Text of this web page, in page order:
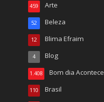
Arte
459
Beleza
52
Blima Efraim
12
Blog
4
Bom dia Acontece
1.408
Brasil
110